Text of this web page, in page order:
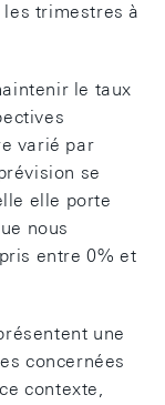
trimestres à
le taux
varié par
se
elle porte
nous
entre 0% et
une
concernées
contexte,